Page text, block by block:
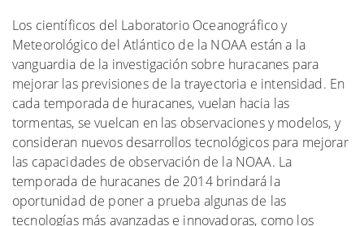
Los científicos del Laboratorio Oceanográfico y
Meteorológico del Atlántico de la NOAA están a la
vanguardia de la investigación sobre huracanes para
mejorar las previsiones de la trayectoria e intensidad. En
cada temporada de huracanes, vuelan hacia las
tormentas, se vuelcan en las observaciones y modelos, y
consideran nuevos desarrollos tecnológicos para mejorar
las capacidades de observación de la NOAA. La
temporada de huracanes de 2014 brindará la
oportunidad de poner a prueba algunas de las
tecnologías más avanzadas e innovadoras, como los